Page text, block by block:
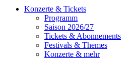
Konzerte & Tickets
Programm
Saison 2026/27
Tickets & Abonnements
Festivals & Themes
Konzerte & mehr